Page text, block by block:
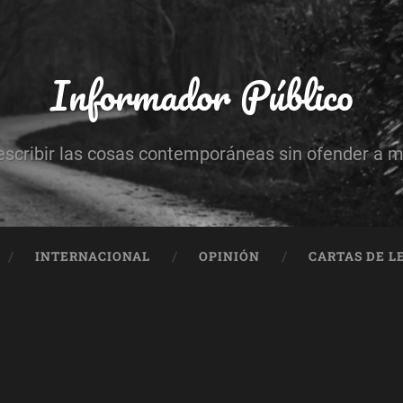
Informador Público
las cosas contemporáneas sin ofender a
INTERNACIONAL OPINIÓN CARTAS DE